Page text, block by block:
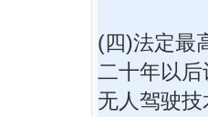
(四)法定最
二十年以
无人驾驶